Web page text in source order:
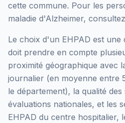
cette commune. Pour les
maladie d'Alzheimer,
Le choix d'un EHPAD est une
doit prendre en compte
proximité géographique avec
journalier (en moyenne entre
le département), la qualité
évaluations nationales, et les
EHPAD du centre hospitalier,